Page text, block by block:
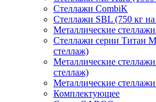
Стеллажи CombiK
Стеллажи SBL (750 кг
Металлические
Стеллажи серии Титан
стеллаж)
Металлические
стеллаж)
Металлические
Комплектующее